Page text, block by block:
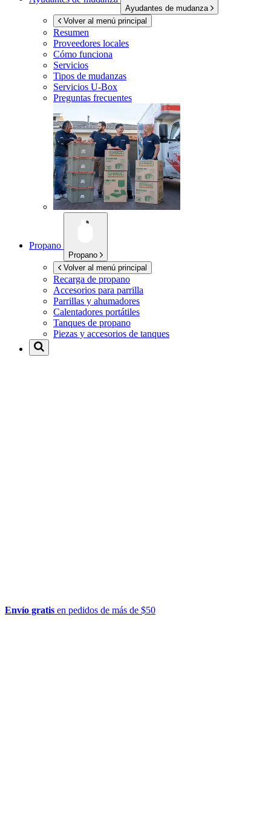
Ayudantes de mudanza
Volver al menú principal
Resumen
Proveedores locales
Cómo funciona
Servicios
Tipos de mudanzas
Servicios U-Box
Preguntas frecuentes
Propano
Propano
Volver al menú principal
Recarga de propano
Accesorios para parrilla
Parrillas y ahumadores
Calentadores portátiles
Tanques de propano
Piezas y accesorios de tanques
Envío gratis en pedidos de más de $50